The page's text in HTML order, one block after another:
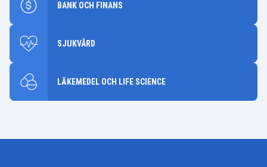
BANK OCH FINANS
SJUKVÅRD
LÄKEMEDEL OCH LIFE SCIENCE